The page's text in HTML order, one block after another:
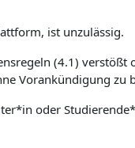
ist unzulässig.
(4.1) verstößt
Vorankündigung zu
oder